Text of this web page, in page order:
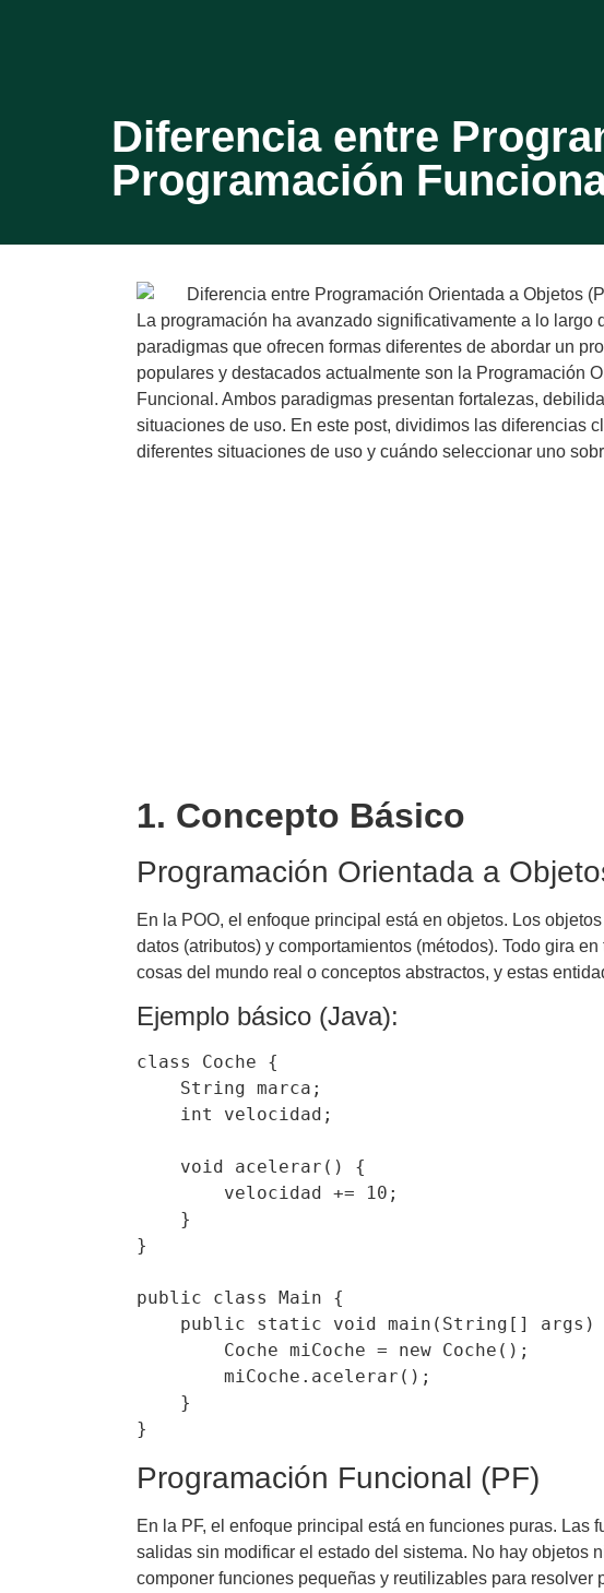
Diferencia entre
Programación
La programación ha avanzado significativamente a lo largo
paradigmas que ofrecen formas diferentes de abordar un
populares y destacados actualmente son la Programación
Funcional. Ambos paradigmas presentan fortalezas,
situaciones de uso. En este post, dividimos las diferencias
diferentes situaciones de uso y cuándo seleccionar uno
1. Concepto Básico
Programación Orientada a
En la POO, el enfoque principal está en objetos. Los
datos (atributos) y comportamientos (métodos). Todo gira
cosas del mundo real o conceptos abstractos, y estas
Ejemplo básico (Java):
class Coche {
}
public class Main {
}
Programación Funcional (PF)
En la PF, el enfoque principal está en funciones puras. Las
salidas sin modificar el estado del sistema. No hay objetos
componer funciones pequeñas y reutilizables para resolver